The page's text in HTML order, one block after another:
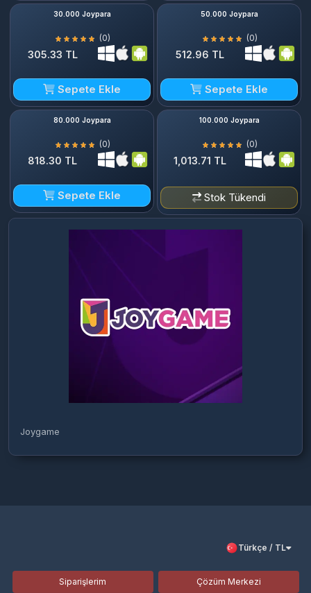
30.000 Joypara
(0)
305.33 TL
Sepete Ekle
50.000 Joypara
(0)
512.96 TL
Sepete Ekle
80.000 Joypara
(0)
818.30 TL
Sepete Ekle
100.000 Joypara
(0)
1,013.71 TL
Stok Tükendi
Joygame
Türkçe / TL
Siparişlerim Çözüm Merkezi